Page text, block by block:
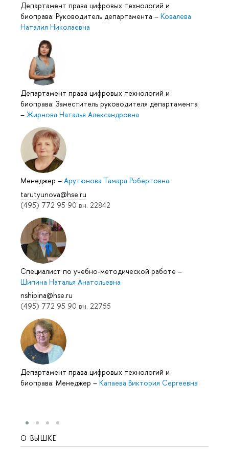
Департамент права цифровых технологий и
биоправа: Руководитель департамента – Ковалева
Наталия Николаевна
Департамент права цифровых технологий и
биоправа: Заместитель руководителя департамента
– Жирнова Наталья Александровна
Менеджер – Арутюнова Тамара Робертовна
tarutyunova@hse.ru
(495) 772 95 90 вн. 22842
Специалист по учебно-методической работе –
Шипина Наталья Анатольевна
nshipina@hse.ru
(495) 772 95 90 вн. 22755
Департамент права цифровых технологий и
биоправа: Менеджер – Капаева Виктория Сергеевна
О ВЫШКЕ